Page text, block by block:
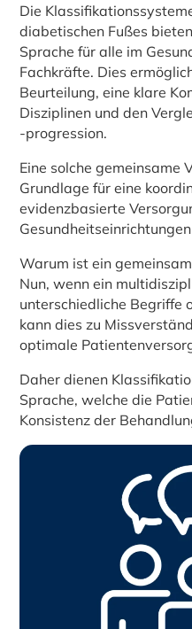
Die
diabetischen Fußes
Sprache für alle im
Fachkräfte. Dies
Beurteilung, eine klare
Disziplinen und den
-progression.
Eine solche gemeinsame
Grundlage für eine
evidenzbasierte
Warum ist ein
Nun, wenn ein
unterschiedliche Begriffe
kann dies zu
optimale
Daher dienen
Sprache, welche die
Konsistenz der